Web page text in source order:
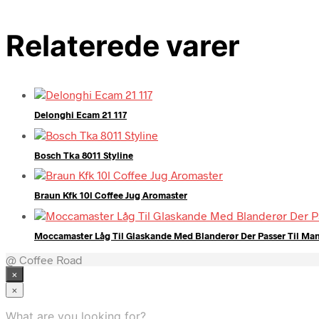
Relaterede varer
Delonghi Ecam 21 117
Bosch Tka 8011 Styline
Braun Kfk 10l Coffee Jug Aromaster
Moccamaster Låg Til Glaskande Med Blanderør Der Passer Til
@ Coffee Road
×
×
What are you looking for?